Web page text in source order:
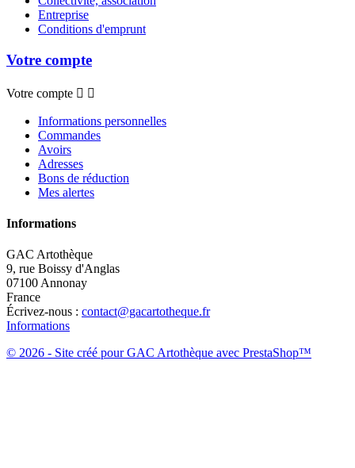
Entreprise
Conditions d'emprunt
Votre compte
Votre compte  
Informations personnelles
Commandes
Avoirs
Adresses
Bons de réduction
Mes alertes
Informations
GAC Artothèque
9, rue Boissy d'Anglas
07100 Annonay
France
Écrivez-nous : contact@gacartotheque.fr
Informations
© 2026 - Site créé pour GAC Artothèque avec PrestaShop™